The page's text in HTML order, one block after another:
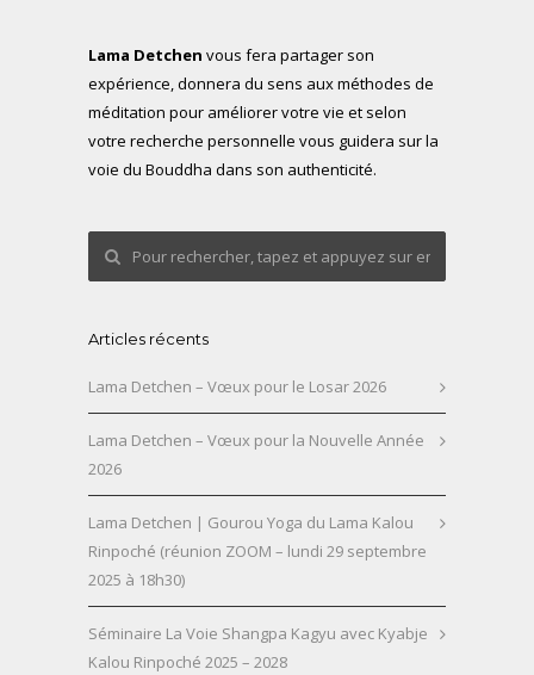
Lama Detchen vous fera partager son
expérience, donnera du sens aux méthodes de
méditation pour améliorer votre vie et selon
votre recherche personnelle vous guidera sur la
voie du Bouddha dans son authenticité.
Articles récents
Lama Detchen – Vœux pour le Losar 2026
Lama Detchen – Vœux pour la Nouvelle Année
2026
Lama Detchen | Gourou Yoga du Lama Kalou
Rinpoché (réunion ZOOM – lundi 29 septembre
2025 à 18h30)
Séminaire La Voie Shangpa Kagyu avec Kyabje
Kalou Rinpoché 2025 – 2028